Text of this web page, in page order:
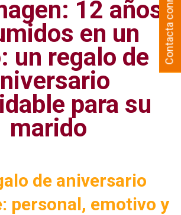
12 años
en un
un regalo de
para su
marido
de aniversario
personal, emotivo y
Contacta conmigo